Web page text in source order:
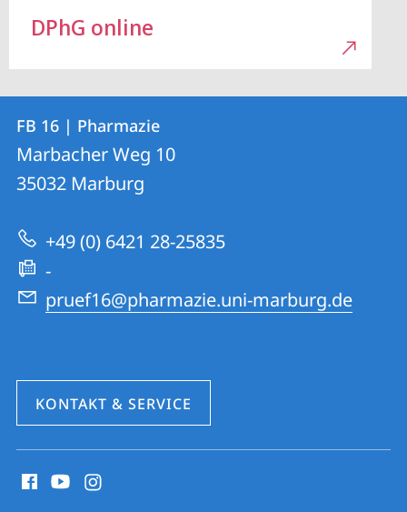
DPhG online
Kontakt
und
Informationen
zur
Website
Kontaktinformationen
FB
16
|
Pharmazie
FB 16 | Pharmazie
Marbacher Weg 10
35032 Marburg
+49 (0) 6421 28-25835
-
pruef16@pharmazie.uni-marburg.de
KONTAKT & SERVICE
Media